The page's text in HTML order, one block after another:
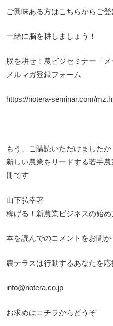
ご興味ある方はこちらからご登
一緒に脳を耕しましょう！
脳を耕せ！農ビジセミナー「メ
メルマガ登録フォーム
https://notera-seminar.com/
もう、ご購読いただけましたか
新しい農業をリードする若手
冊です
山下弘幸著
稼げる！新農業ビジネスの始め
本を読んでのコメントをお聞か
農テラスは行動するあなたを応
info@notera.co.jp
お求めはコチラからどうぞ